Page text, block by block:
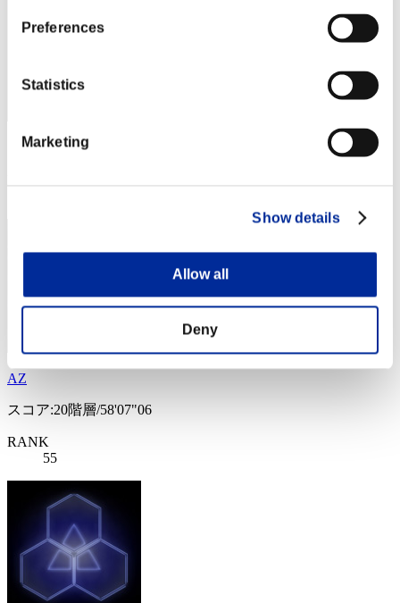
Preferences
Statistics
Marketing
Show details
Allow all
Deny
スコア: -
AZ
スコア:20階層/58'07"06
RANK
55